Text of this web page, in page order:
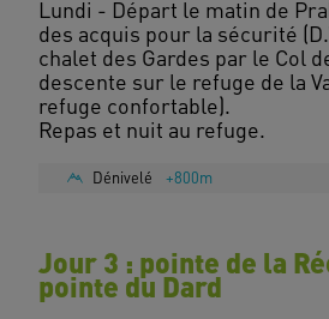
Lundi - Départ le matin de
des acquis pour la sécurité
chalet des Gardes par le Col
descente sur le refuge de la
refuge confortable).
Dénivelé +800m
Jour 3 : pointe de la
pointe du Dard